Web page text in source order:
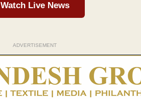
Watch Live News
ADVERTISEMENT